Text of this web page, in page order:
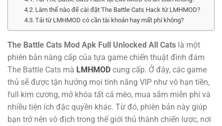
Làm thế nào để cài đặt The Battle Cats Hack từ LMHMOD?
Tải từ LMHMOD có cần tài khoản hay mất phí không?
The Battle Cats Mod Apk Full Unlocked All Cats là một
phiên bản nâng cấp của tựa game chiến thuật đình đám
The Battle Cats mà LMHMOD cung cấp. Ở đây, các game
thủ sẽ được tận hưởng mọi tính năng VIP như vô hạn tiền,
full kim cương, mở khóa tất cả mèo, mua sắm miễn phí và
nhiều tiện ích đặc quyền khác. Từ đó, phiên bản này giúp
bạn trở nên vô địch trong thế giới thủ thành chiến lược, nơi